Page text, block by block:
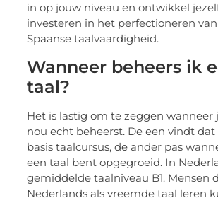
in op jouw niveau en ontwikkel
investeren in het perfectioneren
Spaanse taalvaardigheid.
Wanneer beheers ik
taal?
Het is lastig om te zeggen wanneer
nou echt beheerst. De een vindt dat
basis taalcursus, de ander pas
een taal bent opgegroeid. In
gemiddelde taalniveau B1. Mensen
Nederlands als vreemde taal leren